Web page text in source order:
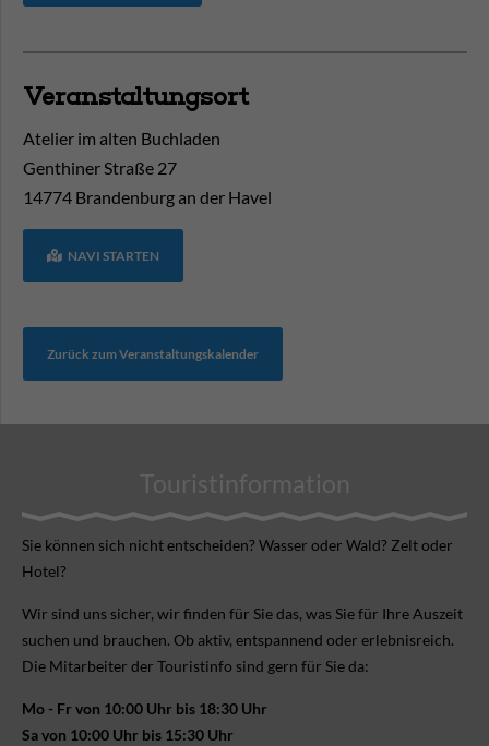
Veranstaltungsort
Atelier im alten Buchladen
Genthiner Straße 27
14774 Brandenburg an der Havel
NAVI STARTEN
Zurück zum Veranstaltungskalender
Touristinformation
Sie können sich nicht ent­scheiden? Wasser oder Wald? Zelt oder
Hotel?
Wir sind uns sicher, wir finden für Sie das, was Sie für Ihre Aus­zeit
suchen und brauchen. Ob aktiv, ent­spannend oder erlebnis­reich.
Die Mitarbeiter der Touristinfo sind gern für Sie da:
Mo - Fr von 10:00 Uhr bis 18:30 Uhr
Sa von 10:00 Uhr bis 15:30 Uhr